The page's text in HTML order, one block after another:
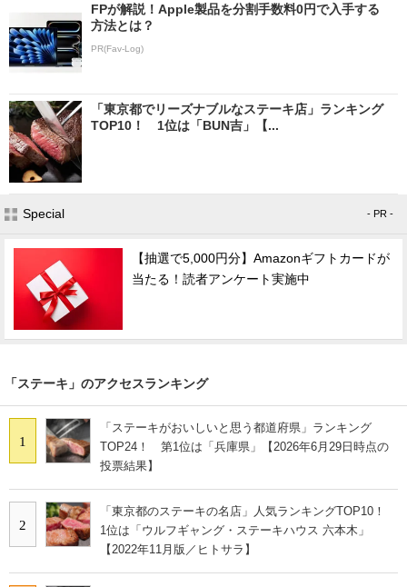
FPが解説！Apple製品を分割手数料0円で入手する
方法とは？
PR(Fav-Log)
「東京都でリーズナブルなステーキ店」ランキング
TOP10！ 1位は「BUN吉」【...
Special - PR -
【抽選で5,000円分】Amazonギフトカードが
当たる！読者アンケート実施中
「ステーキ」のアクセスランキング
1
「ステーキがおいしいと思う都道府県」ランキング
TOP24！ 第1位は「兵庫県」【2026年6月29日時点の
投票結果】
2
「東京都のステーキの名店」人気ランキングTOP10！
1位は「ウルフギャング・ステーキハウス 六本木」
【2022年11月版／ヒトサラ】